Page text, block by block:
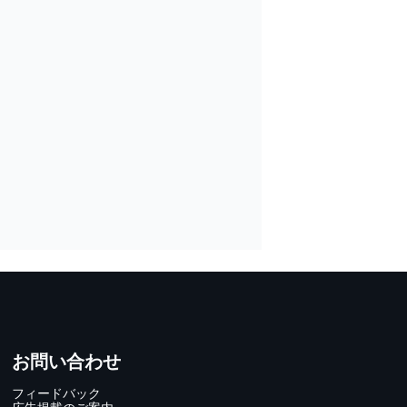
お問い合わせ
フィードバック